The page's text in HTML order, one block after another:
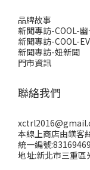
品牌故事
新聞專訪-COOL-
新聞專訪-COOL-
新聞專訪-妞新聞
門市資訊
聯絡我們
本線上商店由鎂客
統一編號:83169469
地址:新北市三重